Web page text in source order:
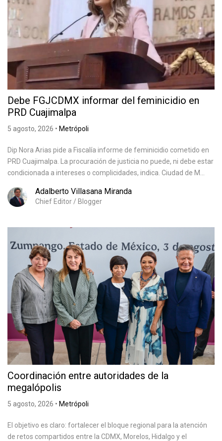
Debe FGJCDMX informar del feminicidio en
PRD Cuajimalpa
5 agosto, 2026 • Metrópoli
Dip Nora Arias pide a Fiscalía informe de feminicidio cometido en
PRD Cuajimalpa. La procuración de justicia no puede, ni debe estar
condicionada a intereses o complicidades, indica. Ciudad de M...
Adalberto Villasana Miranda
Chief Editor / Blogger
Coordinación entre autoridades de la
megalópolis
5 agosto, 2026 • Metrópoli
El objetivo es claro: fortalecer el bloque regional para la atención
de retos compartidos entre la CDMX, Morelos, Hidalgo y el